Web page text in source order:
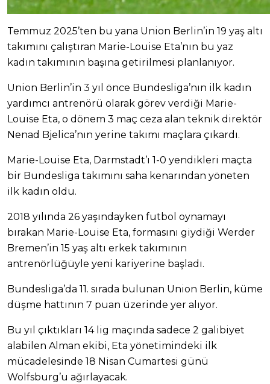
Temmuz 2025’ten bu yana Union Berlin’in 19 yaş altı
takımını çalıştıran Marie-Louise Eta’nın bu yaz
kadın takımının başına getirilmesi planlanıyor.
Union Berlin’in 3 yıl önce Bundesliga’nın ilk kadın
yardımcı antrenörü olarak görev verdiği Marie-
Louise Eta, o dönem 3 maç ceza alan teknik direktör
Nenad Bjelica’nın yerine takımı maçlara çıkardı.
Marie-Louise Eta, Darmstadt’ı 1-0 yendikleri maçta
bir Bundesliga takımını saha kenarından yöneten
ilk kadın oldu.
2018 yılında 26 yaşındayken futbol oynamayı
bırakan Marie-Louise Eta, formasını giydiği Werder
Bremen’in 15 yaş altı erkek takımının
antrenörlüğüyle yeni kariyerine başladı.
Bundesliga’da 11. sırada bulunan Union Berlin, küme
düşme hattının 7 puan üzerinde yer alıyor.
Bu yıl çıktıkları 14 lig maçında sadece 2 galibiyet
alabilen Alman ekibi, Eta yönetimindeki ilk
mücadelesinde 18 Nisan Cumartesi günü
Wolfsburg’u ağırlayacak.